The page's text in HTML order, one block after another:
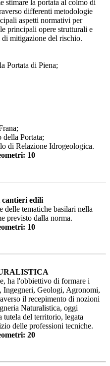
stimare la portata al colmo di
differenti metodologie
aspetti normativi per
principali opere strutturali e
mitigazione del rischio.
Portata di Piena;
Portata;
di Relazione Idrogeologica.
10
cantieri edili
delle tematiche basilari nella
previsto dalla norma.
10
ha l'obbiettivo di formare i
Ingegneri, Geologi, Agronomi,
il recepimento di nozioni
Naturalistica, oggi
tutela del territorio, legata
delle professioni tecniche.
20